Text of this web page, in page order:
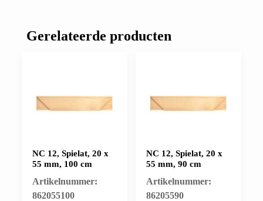
Gerelateerde producten
NC 12, Spielat, 20 x
55 mm, 100 cm
Artikelnummer:
862055100
NC 12, Spielat, 20 x
55 mm, 90 cm
Artikelnummer:
86205590